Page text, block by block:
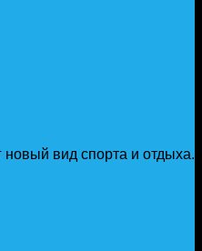
вид спорта и отдыха.